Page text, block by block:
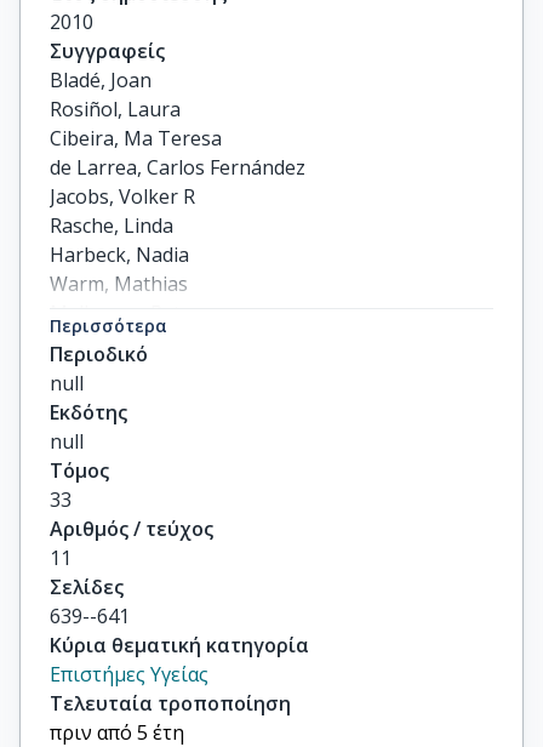
2010
Συγγραφείς
Bladé, Joan
Rosiñol, Laura
Cibeira, Ma Teresa
de Larrea, Carlos Fernández
Jacobs, Volker R
Rasche, Linda
Harbeck, Nadia
Warm, Mathias
Mallmann, Peter
Dittmar, Yves
others
Περισσότερα
Περιοδικό
null
Εκδότης
null
Τόμος
33
Αριθμός / τεύχος
11
Σελίδες
639--641
Κύρια θεματική κατηγορία
Επιστήμες Υγείας
Τελευταία τροποποίηση
πριν από 5 έτη